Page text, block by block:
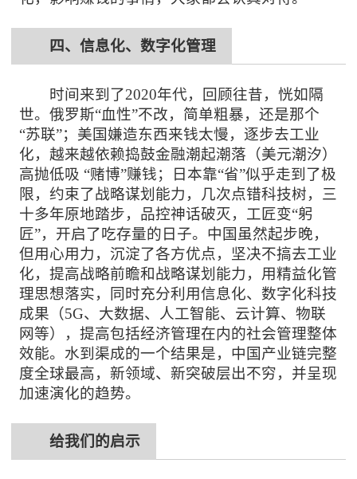
四、信息化、数字化管理
时间来到了2020年代，回顾往昔，恍如隔
世。俄罗斯“血性”不改，简单粗暴，还是那个
“苏联”；美国嫌造东西来钱太慢，逐步去工业
化，越来越依赖捣鼓金融潮起潮落（美元潮汐）
高抛低吸 “赌博”赚钱；日本靠“省”似乎走到了极
限，约束了战略谋划能力，几次点错科技树，三
十多年原地踏步，品控神话破灭，工匠变“躬
匠”，开启了吃存量的日子。中国虽然起步晚，
但用心用力，沉淀了各方优点，坚决不搞去工业
化，提高战略前瞻和战略谋划能力，用精益化管
理思想落实，同时充分利用信息化、数字化科技
成果（5G、大数据、人工智能、云计算、物联
网等），提高包括经济管理在内的社会管理整体
效能。水到渠成的一个结果是，中国产业链完整
度全球最高，新领域、新突破层出不穷，并呈现
加速演化的趋势。
给我们的启示